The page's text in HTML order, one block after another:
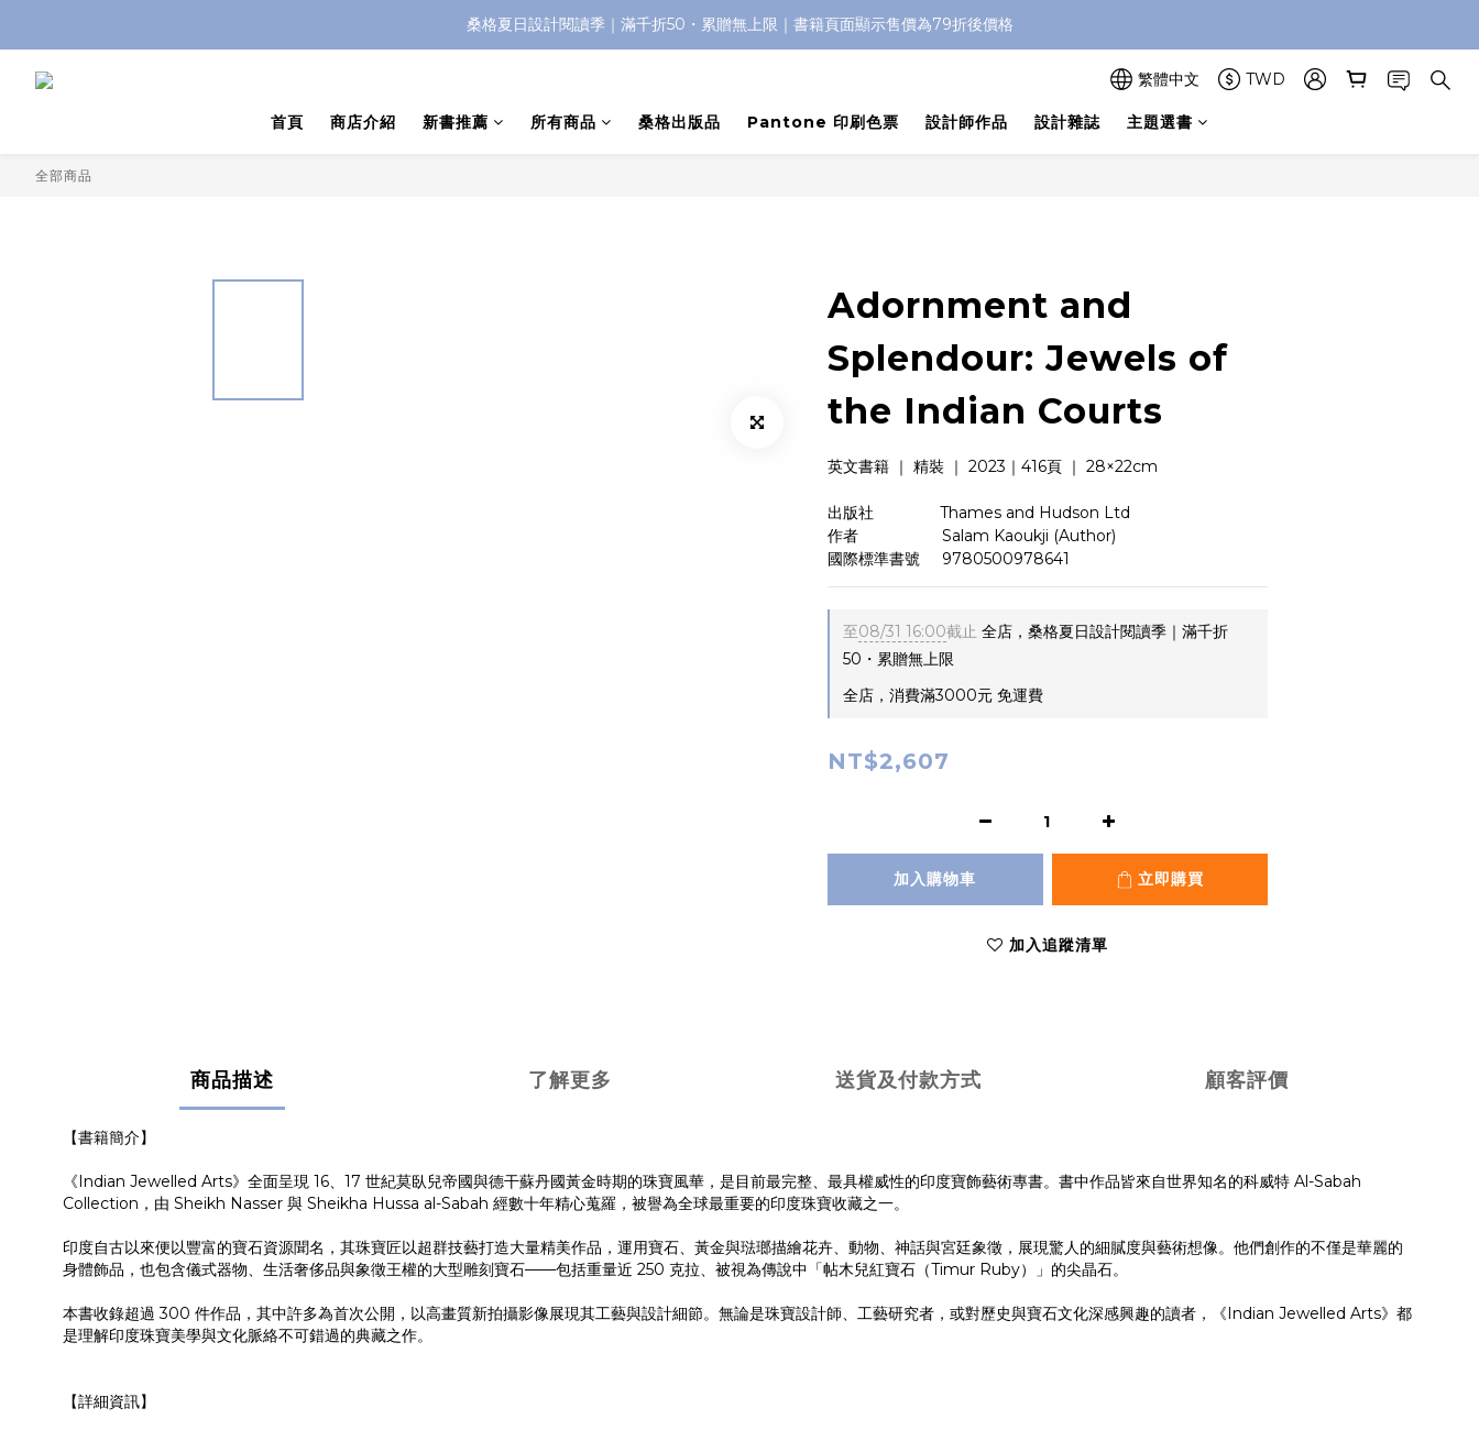
桑格夏日設計閱讀季｜滿千折50・累贈無上限｜書籍頁面顯示售價為79折後價格
繁體中文 TWD
首頁 商店介紹 新書推薦 所有商品 桑格出版品 Pantone 印刷色票 設計師作品 設計雜誌 主題選書
全部商品
Adornment and
Splendour: Jewels of
the Indian Courts
英文書籍 ｜ 精裝 ｜ 2023｜416頁 ｜ 28×22cm
出版社　　　 　Thames and Hudson Ltd
作者　　　　     Salam Kaoukji (Author)
國際標準書號     9780500978641
至08/31 16:00截止 全店，桑格夏日設計閱讀季｜滿千折
50・累贈無上限
全店，消費滿3000元 免運費
NT$2,607
加入購物車 立即購買
加入追蹤清單
商品描述 了解更多 送貨及付款方式 顧客評價
【書籍簡介】
《Indian Jewelled Arts》全面呈現 16、17 世紀莫臥兒帝國與德干蘇丹國黃金時期的珠寶風華，是目前最完整、最具權威性的印度寶飾藝術專書。書中作品皆來自世界知名的科威特 Al-Sabah
Collection，由 Sheikh Nasser 與 Sheikha Hussa al-Sabah 經數十年精心蒐羅，被譽為全球最重要的印度珠寶收藏之一。
印度自古以來便以豐富的寶石資源聞名，其珠寶匠以超群技藝打造大量精美作品，運用寶石、黃金與琺瑯描繪花卉、動物、神話與宮廷象徵，展現驚人的細膩度與藝術想像。他們創作的不僅是華麗的
身體飾品，也包含儀式器物、生活奢侈品與象徵王權的大型雕刻寶石——包括重量近 250 克拉、被視為傳說中「帖木兒紅寶石（Timur Ruby）」的尖晶石。
本書收錄超過 300 件作品，其中許多為首次公開，以高畫質新拍攝影像展現其工藝與設計細節。無論是珠寶設計師、工藝研究者，或對歷史與寶石文化深感興趣的讀者，《Indian Jewelled Arts》都
是理解印度珠寶美學與文化脈絡不可錯過的典藏之作。
【詳細資訊】